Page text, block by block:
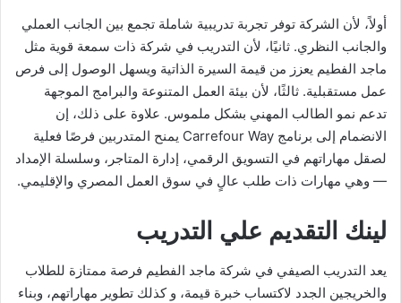
أولاً، لأن الشركة توفر تجربة تدريبية شاملة تجمع بين الجانب العملي
والجانب النظري. ثانيًا، لأن التدريب في شركة ذات سمعة قوية مثل
ماجد الفطيم يعزز من قيمة السيرة الذاتية ويسهل الوصول إلى فرص
عمل مستقبلية. ثالثًا، لأن بيئة العمل المتنوعة والبرامج الموجهة
تدعم نمو الطالب المهني بشكل ملموس. علاوة على ذلك، إن
الانضمام إلى برنامج Carrefour Way يمنح المتدربين فرصًا فعلية
لصقل مهاراتهم في التسويق الرقمي، إدارة المتاجر، وسلسلة الإمداد
— وهي مهارات ذات طلب عالٍ في سوق العمل المصري والإقليمي.
لينك التقديم علي التدريب
يعد التدريب الصيفي في شركة ماجد الفطيم فرصة ممتازة للطلاب
والخريجين الجدد لاكتساب خبرة قيمة، و كذلك تطوير مهاراتهم، وبناء